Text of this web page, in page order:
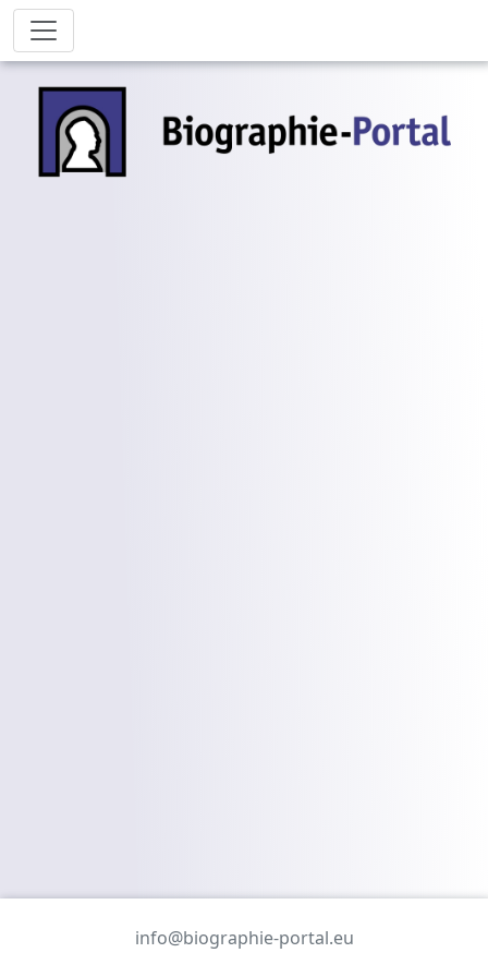
info@biographie-portal.eu